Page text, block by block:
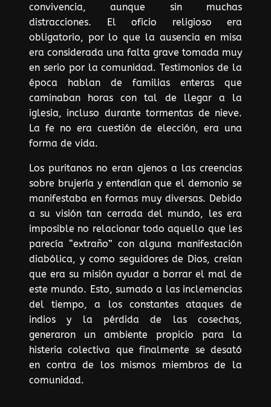
convivencia, aunque sin muchas
distracciones. El oficio religioso era
obligatorio, por lo que la ausencia en misa
era considerada una falta grave tomada muy
en serio por la comunidad. Testimonios de la
época hablan de familias enteras que
caminaban horas con tal de llegar a la
iglesia, incluso durante tormentas de nieve.
La fe no era cuestión de elección, era una
forma de vida.
Los puritanos no eran ajenos a las creencias
sobre brujería y entendían que el demonio se
manifestaba en formas muy diversas. Debido
a su visión tan cerrada del mundo, les era
imposible no relacionar todo aquello que les
parecía “extraño” con alguna manifestación
diabólica, y como seguidores de Dios, creían
que era su misión ayudar a borrar el mal de
este mundo. Esto, sumado a las inclemencias
del tiempo, a los constantes ataques de
indios y la pérdida de las cosechas,
generaron un ambiente propicio para la
histeria colectiva que finalmente se desató
en contra de los mismos miembros de la
comunidad.